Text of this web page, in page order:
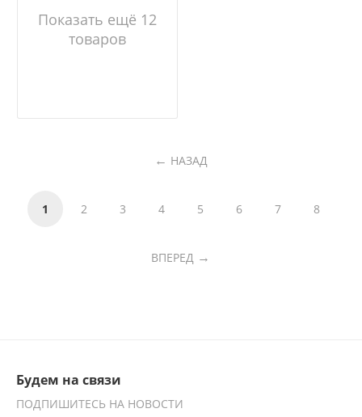
Показать ещё 12
товаров
НАЗАД
1 2 3 4 5 6 7 8
ВПЕРЕД
Будем на связи
ПОДПИШИТЕСЬ НА НОВОСТИ